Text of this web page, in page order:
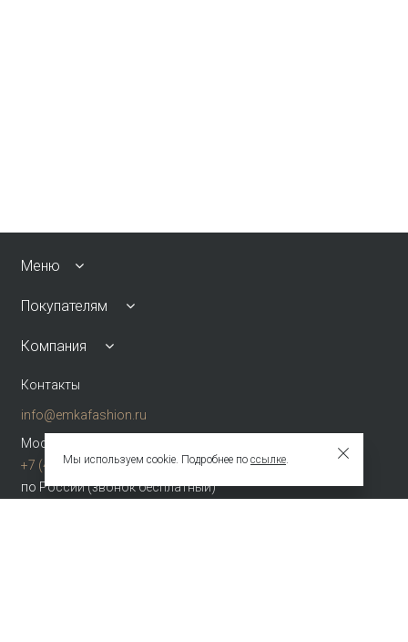
Меню
Покупателям
Компания
Контакты
info@emkafashion.ru
Москва и область
+7 (495) 787-24-90
по России (звонок бесплатный)
Мы используем cookie. Подробнее по ссылке